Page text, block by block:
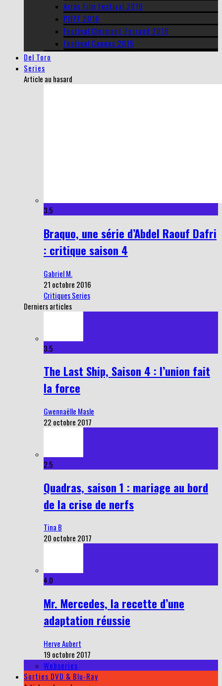
Arras Film Festival 2016
PIFFF 2016
Festival Clermont-Ferrand 2016
Festival Cannes 2015
Del Toro
Series
Article au hasard
3.5
Braquo, une série d’Abdel Raouf Dafri
: critique saison 4
Gabriel M.
21 octobre 2016
Critiques Series
Derniers articles
3.5
The Last Ship, Saison 4 : l’union fait
la force
Gwennaëlle Masle
22 octobre 2017
2.5
Quadras, saison 1 : mariage au bord
de la crise de nerfs
Tina B
20 octobre 2017
4.0
Mr. Mercedes, la recette d’une
adaptation réussie
Herve Aubert
19 octobre 2017
Webseries
Sorties DVD & Blu-Ray